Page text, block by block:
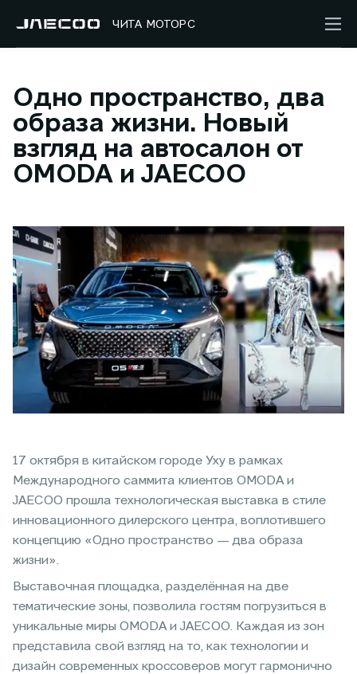
ЧИТА МОТОРС
Одно пространство, два
образа жизни. Новый
взгляд на автосалон от
OMODA и JAECOO
17 октября в китайском городе Уху в рамках
Международного саммита клиентов OMODA и
JAECOO прошла технологическая выставка в стиле
инновационного дилерского центра, воплотившего
концепцию «Одно пространство — два образа
жизни».
Выставочная площадка, разделённая на две
тематические зоны, позволила гостям погрузиться в
уникальные миры OMODA и JAECOO. Каждая из зон
представила свой взгляд на то, как технологии и
дизайн современных кроссоверов могут гармонично